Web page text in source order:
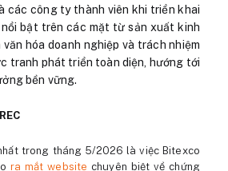
các công ty thành viên khi triển khai
bật trên các mặt từ sản xuất kinh
hóa doanh nghiệp và trách nhiệm
tranh phát triển toàn diện, hướng tới
bền vững.
trong tháng 5/2026 là việc Bitexco
ra mắt website chuyên biệt về chứng